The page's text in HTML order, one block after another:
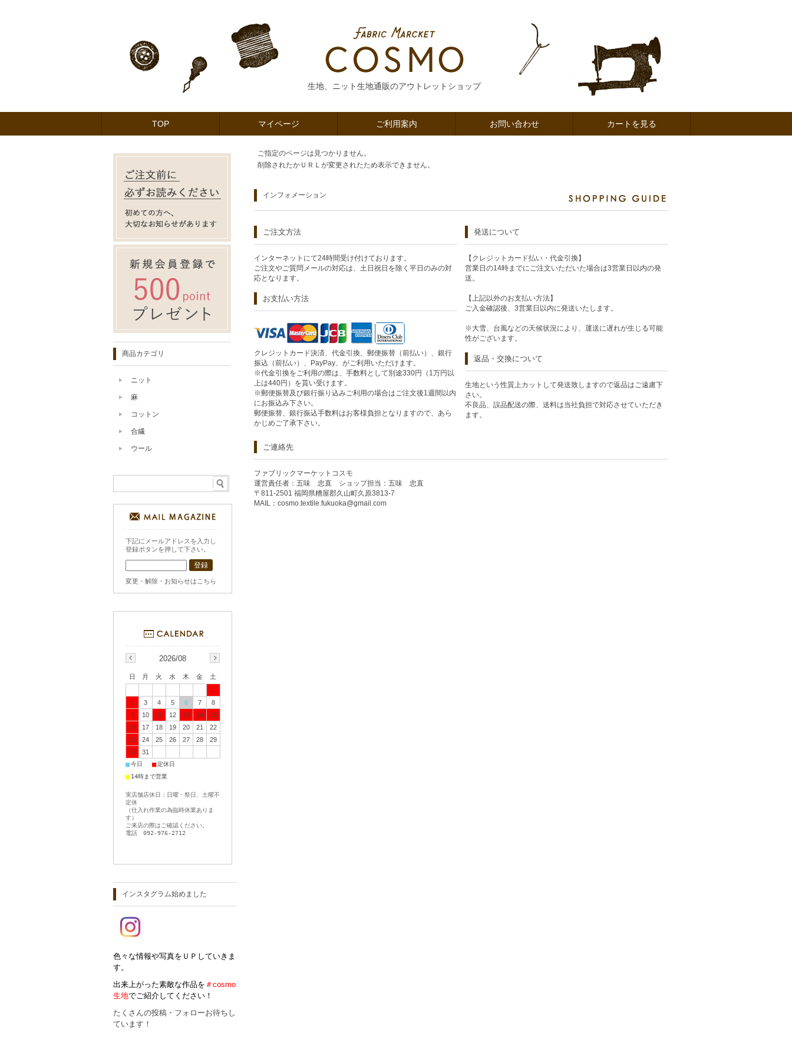
生地、ニット生地通販のアウトレットショップ
TOP マイページ ご利用案内 お問い合わせ カートを見る
ご指定のページは見つかりません。
削除されたかＵＲＬが変更されたため表示できません。
インフォメーション
ご注文方法
インターネットにて24時間受け付けております。
ご注文やご質問メールの対応は、土日祝日を除く平日のみの対
応となります。
お支払い方法
クレジットカード決済、代金引換、郵便振替（前払い）、銀行
振込（前払い）、PayPay、がご利用いただけます。
※代金引換をご利用の際は、手数料として別途330円（1万円以
上は440円）を貰い受けます。
※郵便振替及び銀行振り込みご利用の場合はご注文後1週間以内
にお振込み下さい。
郵便振替、銀行振込手数料はお客様負担となりますので、あら
かじめご了承下さい。
発送について
【クレジットカード払い・代金引換】
営業日の14時までにご注文いただいた場合は3営業日以内の発
送。
【上記以外のお支払い方法】
ご入金確認後、3営業日以内に発送いたします。
※大雪、台風などの天候状況により、運送に遅れが生じる可能
性がございます。
返品・交換について
生地という性質上カットして発送致しますので返品はご遠慮下
さい。
不良品、誤品配送の際、送料は当社負担で対応させていただき
ます。
ご連絡先
ファブリックマーケットコスモ
運営責任者：五味 忠直 ショップ担当：五味 忠直
〒811-2501 福岡県糟屋郡久山町久原3813-7
MAIL： cosmo.textile.fukuoka@gmail.com
商品カテゴリ
ニット
麻
コットン
合繊
ウール
下記にメールアドレスを入力し
登録ボタンを押して下さい。
変更・解除・お知らせはこちら
2026/08
日 月 火 水 木 金
土
1
2
3 4 5 6 7
8
9
10 11 12 13 14
15
16
17 18 19 20 21
22
23
24 25 26 27 28
29
30
31
■今日 ■定休日
■ 14時まで営業
実店舗店休日：日曜・祭日、土曜不
定休
（仕入れ作業の為臨時休業ありま
す）
ご来店の際はご確認ください。
電話 092-976-2712
インスタグラム始めました
色々な情報や写真をＵＰしていきま
す。
出来上がった素敵な作品を ＃cosmo
生地でご紹介してください！
たくさんの投稿・フォローお待ちし
ています！